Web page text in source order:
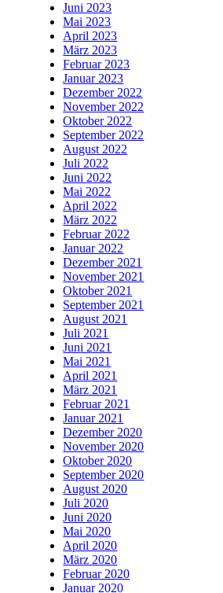
Juni 2023
Mai 2023
April 2023
März 2023
Februar 2023
Januar 2023
Dezember 2022
November 2022
Oktober 2022
September 2022
August 2022
Juli 2022
Juni 2022
Mai 2022
April 2022
März 2022
Februar 2022
Januar 2022
Dezember 2021
November 2021
Oktober 2021
September 2021
August 2021
Juli 2021
Juni 2021
Mai 2021
April 2021
März 2021
Februar 2021
Januar 2021
Dezember 2020
November 2020
Oktober 2020
September 2020
August 2020
Juli 2020
Juni 2020
Mai 2020
April 2020
März 2020
Februar 2020
Januar 2020